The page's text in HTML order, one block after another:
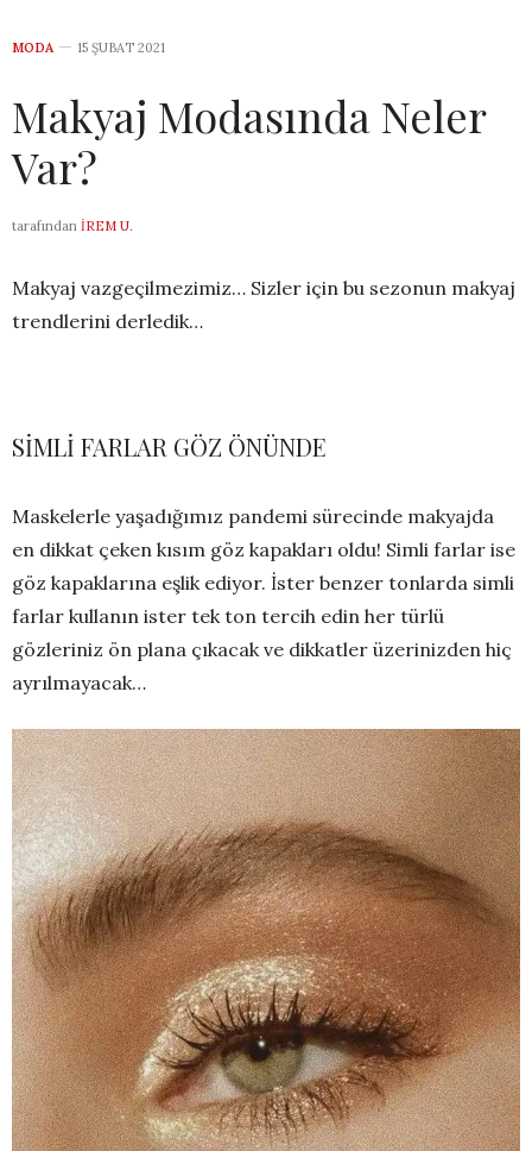
MODA 15 ŞUBAT 2021
Makyaj Modasında Neler
Var?
tarafından İREM U.
Makyaj vazgeçilmezimiz… Sizler için bu sezonun makyaj
trendlerini derledik…
SİMLİ FARLAR GÖZ ÖNÜNDE
Maskelerle yaşadığımız pandemi sürecinde makyajda
en dikkat çeken kısım göz kapakları oldu! Simli farlar ise
göz kapaklarına eşlik ediyor. İster benzer tonlarda simli
farlar kullanın ister tek ton tercih edin her türlü
gözleriniz ön plana çıkacak ve dikkatler üzerinizden hiç
ayrılmayacak…